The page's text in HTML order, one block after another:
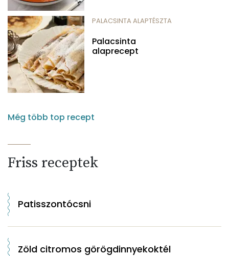
PALACSINTA ALAPTÉSZTA
Palacsinta
alaprecept
Még több top recept
Friss receptek
Patisszontócsni
Zöld citromos görögdinnyekoktél